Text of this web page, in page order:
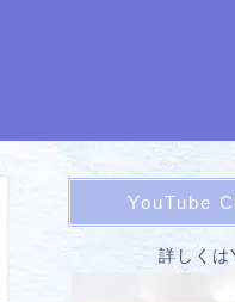
YouTube
詳しくは